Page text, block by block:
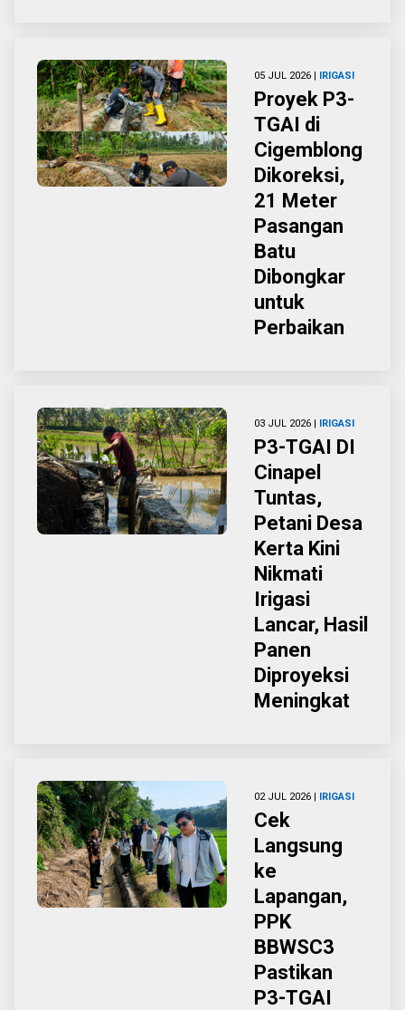
05 JUL 2026 | IRIGASI
Proyek P3-
TGAI di
Cigemblong
Dikoreksi,
21 Meter
Pasangan
Batu
Dibongkar
untuk
Perbaikan
03 JUL 2026 | IRIGASI
P3-TGAI DI
Cinapel
Tuntas,
Petani Desa
Kerta Kini
Nikmati
Irigasi
Lancar, Hasil
Panen
Diproyeksi
Meningkat
02 JUL 2026 | IRIGASI
Cek
Langsung
ke
Lapangan,
PPK
BBWSC3
Pastikan
P3-TGAI